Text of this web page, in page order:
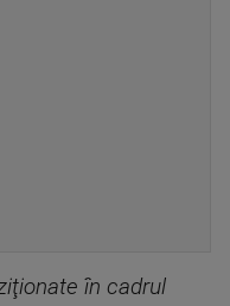
în cadrul